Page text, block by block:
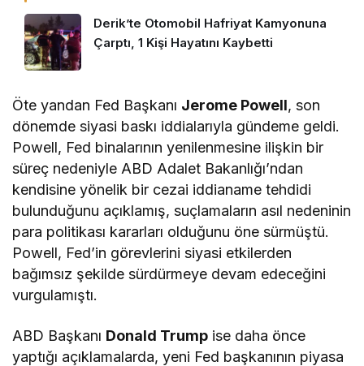
Derik’te Otomobil Hafriyat Kamyonuna
Çarptı, 1 Kişi Hayatını Kaybetti
Öte yandan Fed Başkanı Jerome Powell, son
dönemde siyasi baskı iddialarıyla gündeme geldi.
Powell, Fed binalarının yenilenmesine ilişkin bir
süreç nedeniyle ABD Adalet Bakanlığı’ndan
kendisine yönelik bir cezai iddianame tehdidi
bulunduğunu açıklamış, suçlamaların asıl nedeninin
para politikası kararları olduğunu öne sürmüştü.
Powell, Fed’in görevlerini siyasi etkilerden
bağımsız şekilde sürdürmeye devam edeceğini
vurgulamıştı.
ABD Başkanı Donald Trump ise daha önce
yaptığı açıklamalarda, yeni Fed başkanının piyasa